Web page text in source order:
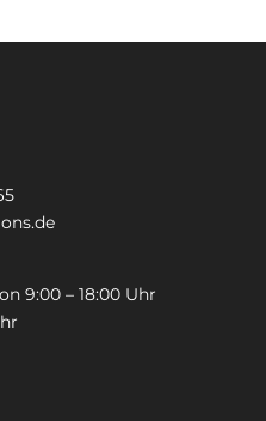
9:00 – 18:00 Uhr